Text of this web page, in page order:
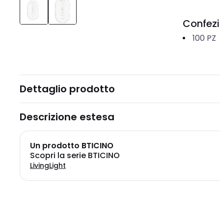
100 PZ
Dettaglio prodotto
Descrizione estesa
Un prodotto BTICINO
Scopri la serie BTICINO
LivingLight